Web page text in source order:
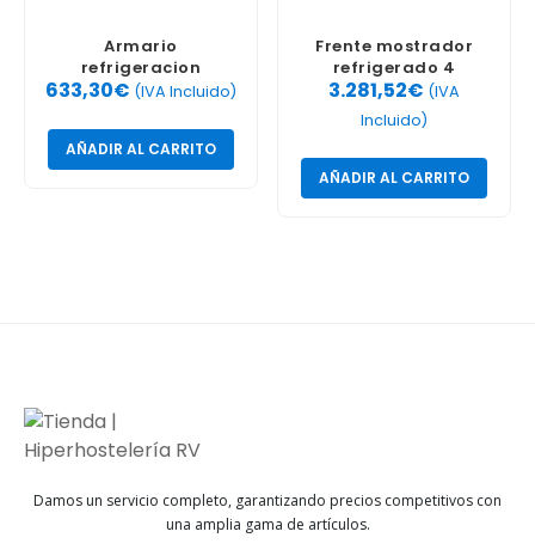
Armario
refrigeracion
expositor bajo 1
633,30€ (IVA Incluido)
AÑADIR AL CARRITO
Frente mostrador
refrigerado 4
puertas Fagor CBCP-
4S
3.281,52€ (IVA
Incluido)
AÑADIR AL CARRITO
Damos un servicio completo, garantizando precios competitivos con
una amplia gama de artículos.